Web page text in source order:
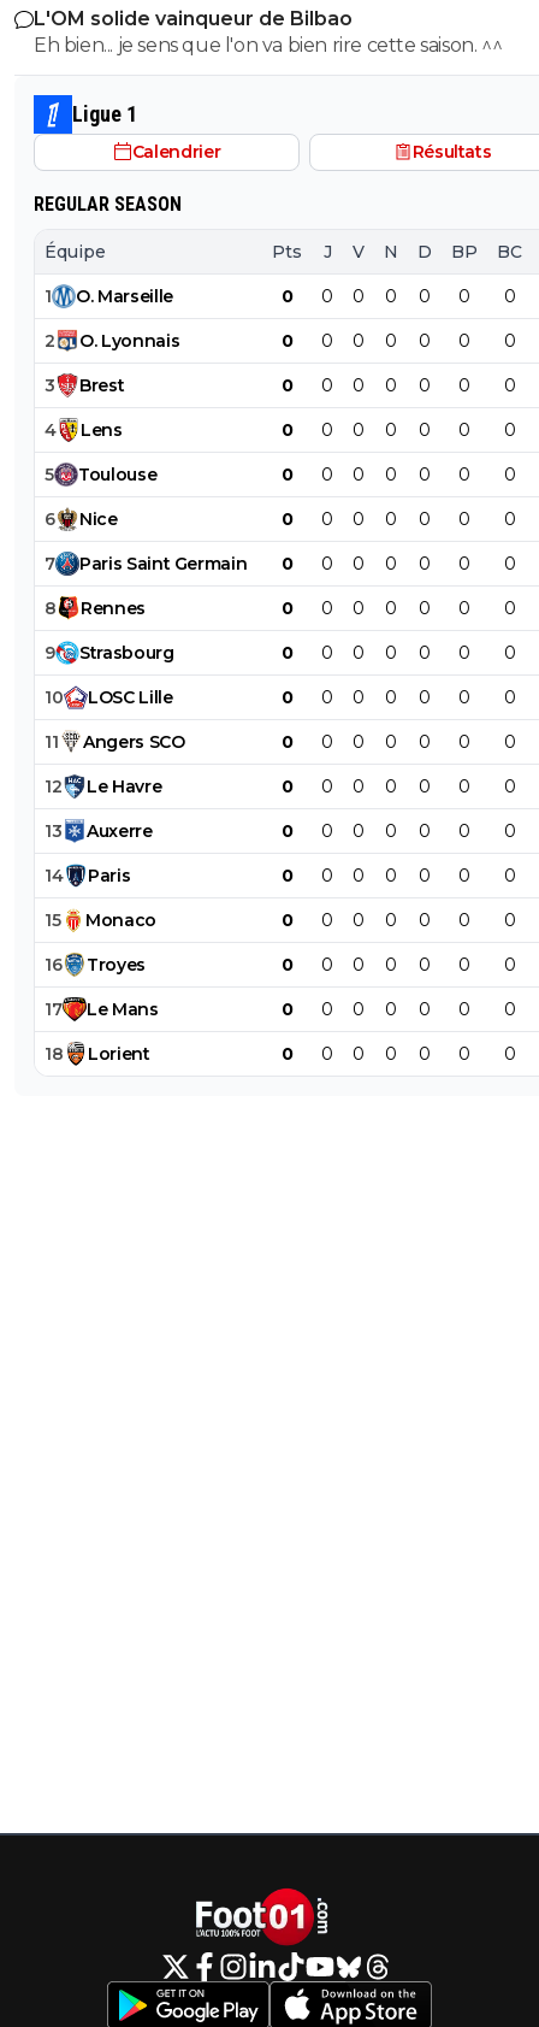
L'OM solide vainqueur de Bilbao
Eh bien... je sens que l'on va bien rire cette saison. ^^
Ligue 1
Calendrier Résultats
REGULAR SEASON
Équipe Pts J V N D BP BC
1 O. Marseille 0 0 0 0 0 0 0
2 O. Lyonnais 0 0 0 0 0 0 0
3 Brest 0 0 0 0 0 0 0
4 Lens 0 0 0 0 0 0 0
5 Toulouse 0 0 0 0 0 0 0
6 Nice 0 0 0 0 0 0 0
7 Paris Saint Germain 0 0 0 0 0 0 0
8 Rennes 0 0 0 0 0 0 0
9 Strasbourg 0 0 0 0 0 0 0
10 LOSC Lille 0 0 0 0 0 0 0
11 Angers SCO 0 0 0 0 0 0 0
12 Le Havre 0 0 0 0 0 0 0
13 Auxerre 0 0 0 0 0 0 0
14 Paris 0 0 0 0 0 0 0
15 Monaco 0 0 0 0 0 0 0
16 Troyes 0 0 0 0 0 0 0
17 Le Mans 0 0 0 0 0 0 0
18 Lorient 0 0 0 0 0 0 0